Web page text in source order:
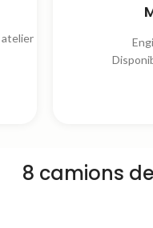
atelier
8 camions